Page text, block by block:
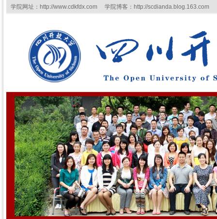
学院网址：http://www.cdkfdx.com 学院博客：http://scdianda.blog.163.com